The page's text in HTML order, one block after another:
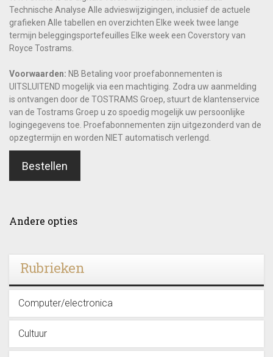
Technische Analyse Alle advieswijzigingen, inclusief de actuele
grafieken Alle tabellen en overzichten Elke week twee lange
termijn beleggingsportefeuilles Elke week een Coverstory van
Royce Tostrams.
Voorwaarden: NB Betaling voor proefabonnementen is
UITSLUITEND mogelijk via een machtiging. Zodra uw aanmelding
is ontvangen door de TOSTRAMS Groep, stuurt de klantenservice
van de Tostrams Groep u zo spoedig mogelijk uw persoonlijke
logingegevens toe. Proefabonnementen zijn uitgezonderd van de
opzegtermijn en worden NIET automatisch verlengd.
Bestellen
Andere opties
Rubrieken
Computer/electronica
Cultuur